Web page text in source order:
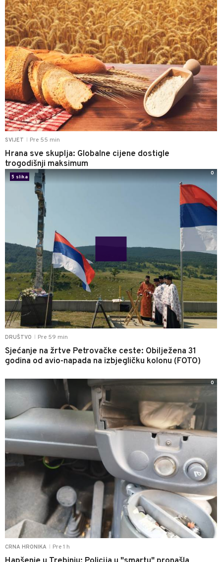
SVIJET Pre 55 min
Hrana sve skuplja: Globalne cijene dostigle
trogodišnji maksimum
DRUŠTVO Pre 59 min
Sjećanje na žrtve Petrovačke ceste: Obilježena 31
godina od avio-napada na izbjegličku kolonu (FOTO)
5 slika
0
CRNA HRONIKA Pre 1 h
0